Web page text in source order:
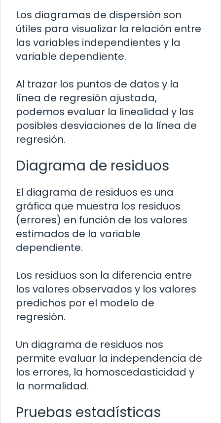
Los diagramas de dispersión son
útiles para visualizar la relación entre
las variables independientes y la
variable dependiente.
Al trazar los puntos de datos y la
línea de regresión ajustada,
podemos evaluar la linealidad y las
posibles desviaciones de la línea de
regresión.
Diagrama de residuos
El diagrama de residuos es una
gráfica que muestra los residuos
(errores) en función de los valores
estimados de la variable
dependiente.
Los residuos son la diferencia entre
los valores observados y los valores
predichos por el modelo de
regresión.
Un diagrama de residuos nos
permite evaluar la independencia de
los errores, la homoscedasticidad y
la normalidad.
Pruebas estadísticas